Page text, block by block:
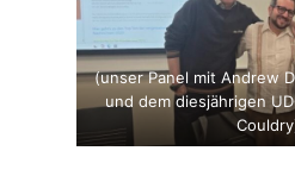
(unser Panel mit Andrew
und dem diesjährigen